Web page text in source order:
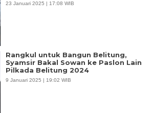
23 Januari 2025 | 17:08 WIB
Rangkul untuk Bangun Belitung,
Syamsir Bakal Sowan ke Paslon Lain
Pilkada Belitung 2024
9 Januari 2025 | 19:02 WIB